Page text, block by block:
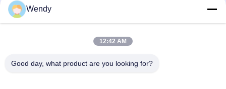
Macchina di prova di gomma utilizzata laboratorio del singolo
del chip reometro di controllo senza rotore
Macchina di prova meccanica Charpy di impatto elettronico di
Wendy
12:42 AM
Good day, what product are you looking for?